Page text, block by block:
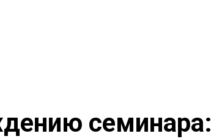
семинара: